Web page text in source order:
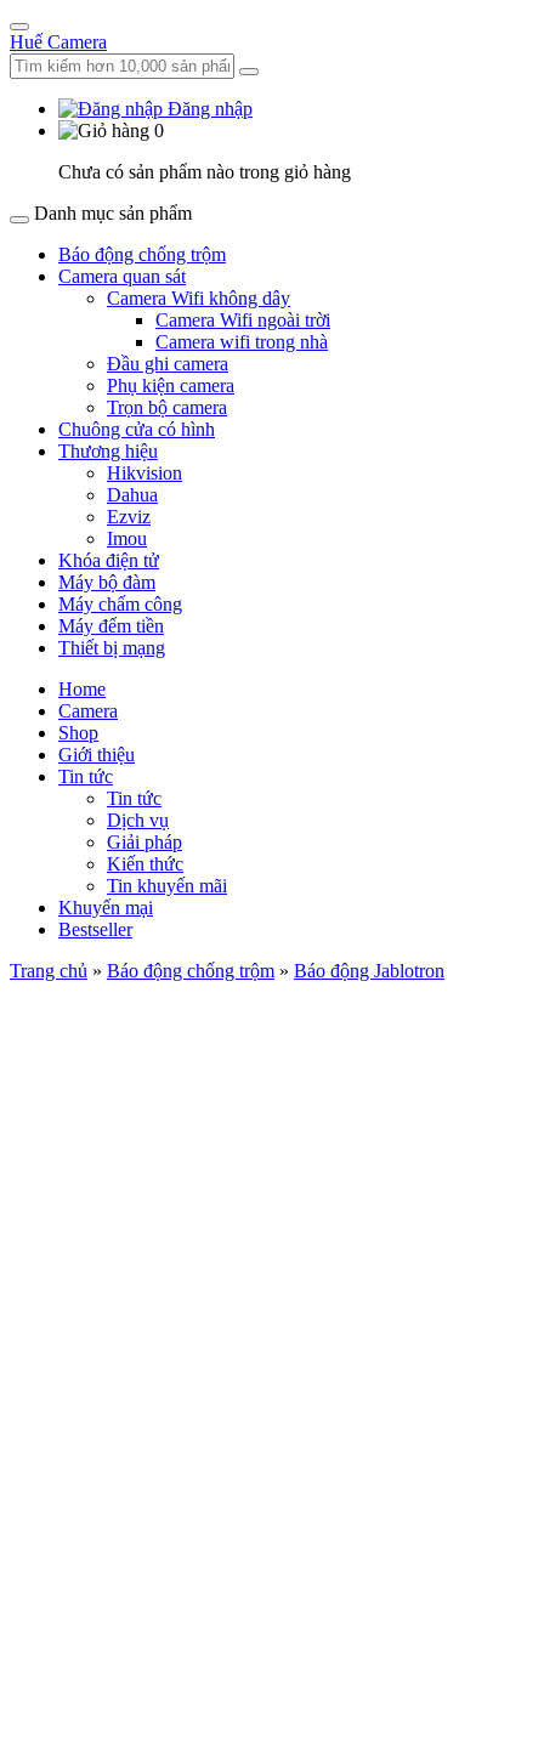
Huế Camera
Đăng nhập
0
Chưa có sản phẩm nào trong giỏ hàng
Danh mục sản phẩm
Báo động chống trộm
Camera quan sát
Camera Wifi không dây
Camera Wifi ngoài trời
Camera wifi trong nhà
Đầu ghi camera
Phụ kiện camera
Trọn bộ camera
Chuông cửa có hình
Thương hiệu
Hikvision
Dahua
Ezviz
Imou
Khóa điện tử
Máy bộ đàm
Máy chấm công
Máy đếm tiền
Thiết bị mạng
Home
Camera
Shop
Giới thiệu
Tin tức
Tin tức
Dịch vụ
Giải pháp
Kiến thức
Tin khuyến mãi
Khuyến mại
Bestseller
Trang chủ » Báo động chống trộm » Báo động Jablotron